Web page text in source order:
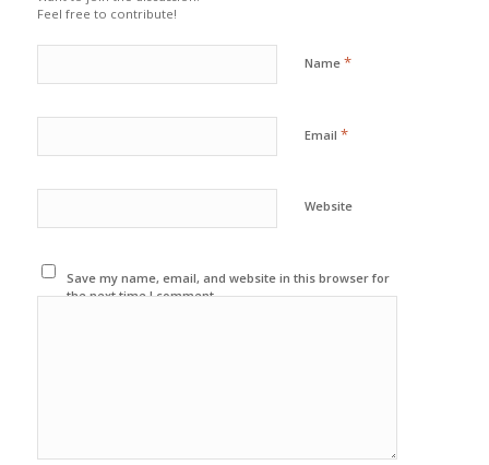
Feel free to contribute!
Name *
Email *
Website
Save my name, email, and website in this browser for
the next time I comment.